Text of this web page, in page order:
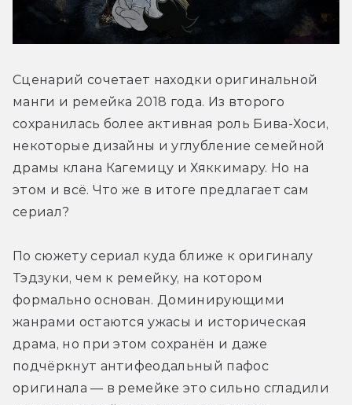
Сценарий сочетает находки оригинальной
манги и ремейка 2018 года. Из второго
сохранилась более активная роль Бива-Хоси,
некоторые дизайны и углубление семейной
драмы клана Кагемицу и Хяккимару. Но на
этом и всё. Что же в итоге предлагает сам
сериал?
По сюжету сериал куда ближе к оригиналу
Тэдзуки, чем к ремейку, на котором
формально основан. Доминирующими
жанрами остаются ужасы и историческая
драма, но при этом сохранён и даже
подчёркнут антифеодальный пафос
оригинала — в ремейке это сильно сгладили